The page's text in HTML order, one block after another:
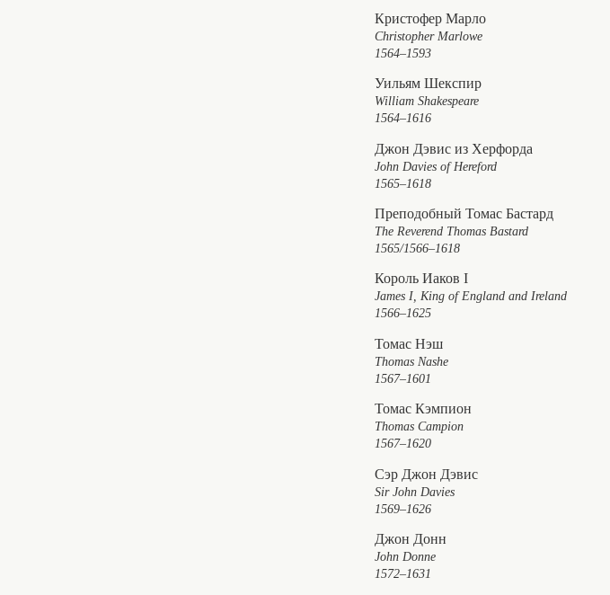
Кристофер Марло
Christopher Marlowe
1564–1593
Уильям Шекспир
William Shakespeare
1564–1616
Джон Дэвис из Херфорда
John Davies of Hereford
1565–1618
Преподобный Томас Бастард
The Reverend Thomas Bastard
1565/1566–1618
Король Иаков I
James I, King of England and Ireland
1566–1625
Томас Нэш
Thomas Nashe
1567–1601
Томас Кэмпион
Thomas Campion
1567–1620
Сэр Джон Дэвис
Sir John Davies
1569–1626
Джон Донн
John Donne
1572–1631